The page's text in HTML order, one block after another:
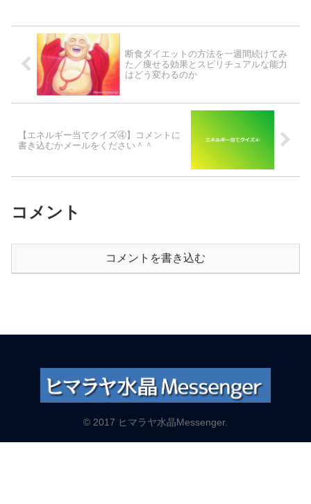
断食ダイエットの方法を一週間続けてみ
た／痩せる効果とスピリチュアルな能力
はどう変わるのか
【エネルギー当てクイズ④】コメントに
書き込むかメールをください＾＾
コメント
コメントを書き込む
© 2017 ヒマラヤ水晶Messenger.